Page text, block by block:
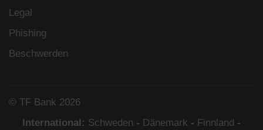
Legal
Phishing
Beschwerden
© TF Bank 2026
International: Schweden - Dänemark - Finnland -